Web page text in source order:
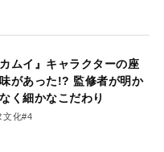
カムイ』キャラクターの座
があった!? 監修者が明か
く細かなこだわり
文化#4